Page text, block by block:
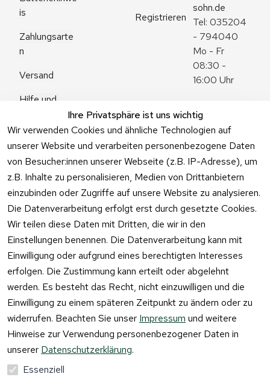
Ihre Privatsphäre ist uns wichtig
Wir verwenden Cookies und ähnliche Technologien auf
unserer Website und verarbeiten personenbezogene Daten
von Besucher:innen unserer Webseite (z.B. IP-Adresse), um
z.B. Inhalte zu personalisieren, Medien von Drittanbietern
einzubinden oder Zugriffe auf unsere Website zu analysieren.
Die Datenverarbeitung erfolgt erst durch gesetzte Cookies.
Wir teilen diese Daten mit Dritten, die wir in den
Einstellungen benennen. Die Datenverarbeitung kann mit
Einwilligung oder aufgrund eines berechtigten Interesses
erfolgen. Die Zustimmung kann erteilt oder abgelehnt
werden. Es besteht das Recht, nicht einzuwilligen und die
Einwilligung zu einem späteren Zeitpunkt zu ändern oder zu
widerrufen. Beachten Sie unser Impressum und weitere
Hinweise zur Verwendung personenbezogener Daten in
unserer Datenschutzerklärung.
Essenziell
is
Zahlungsarte
n
Versand
Hilfe und
Fragen
Registrieren
sohn.de
Tel: 035204
- 794040
Mo - Fr
08:30 -
16:00 Uhr
Zum
Kontaktformu
lar
Vertrag
widerrufen